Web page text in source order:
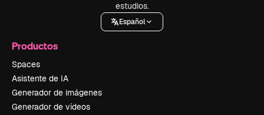
estudios.
Español
Productos
Spaces
Asistente de IA
Generador de imágenes
Generador de vídeos